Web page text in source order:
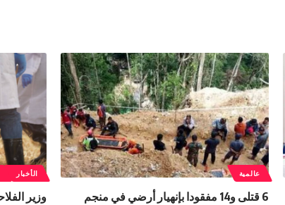
عالمية
6 قتلى و14 مفقودا بإنهيار أرضي في منجم
الأخبار
وزير